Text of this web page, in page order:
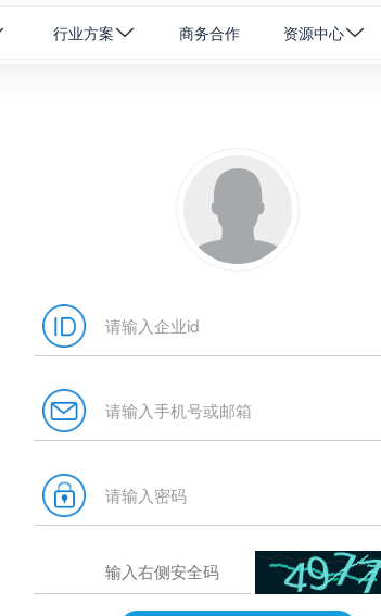
行业方案 商务合作 资源中心